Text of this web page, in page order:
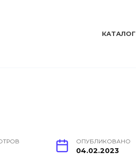
КАТАЛОГ
ОПУБЛИКОВАНО
04.02.2023